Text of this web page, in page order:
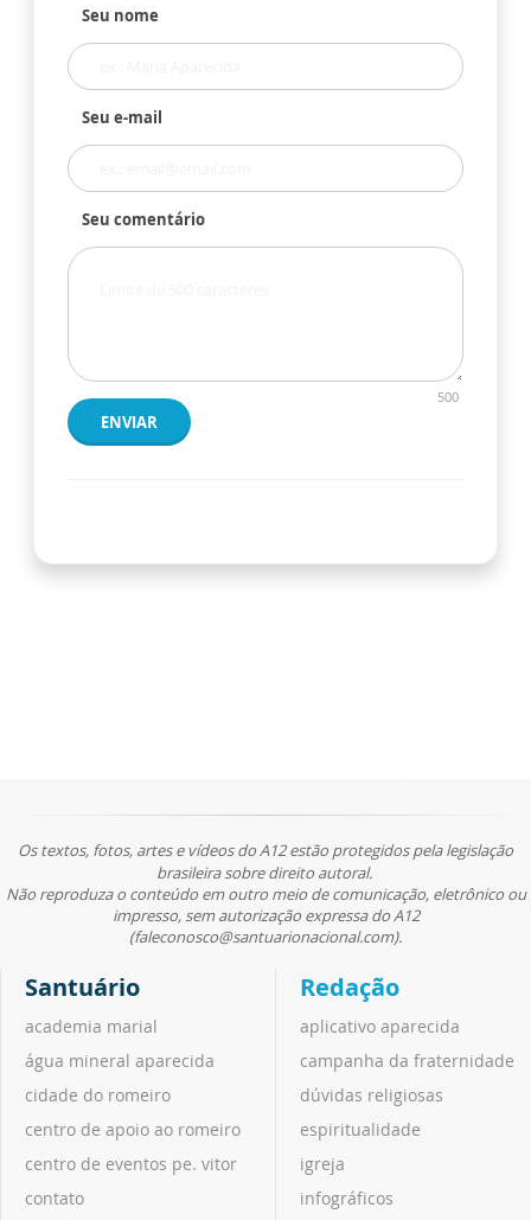
Seu nome
Seu e-mail
Seu comentário
500
ENVIAR
Os textos, fotos, artes e vídeos do A12 estão protegidos pela legislação
brasileira sobre direito autoral.
Não reproduza o conteúdo em outro meio de comunicação, eletrônico ou
impresso, sem autorização expressa do A12
(faleconosco@santuarionacional.com).
Santuário
academia marial
água mineral aparecida
cidade do romeiro
centro de apoio ao romeiro
centro de eventos pe. vitor
contato
Redação
aplicativo aparecida
campanha da fraternidade
dúvidas religiosas
espiritualidade
igreja
infográficos